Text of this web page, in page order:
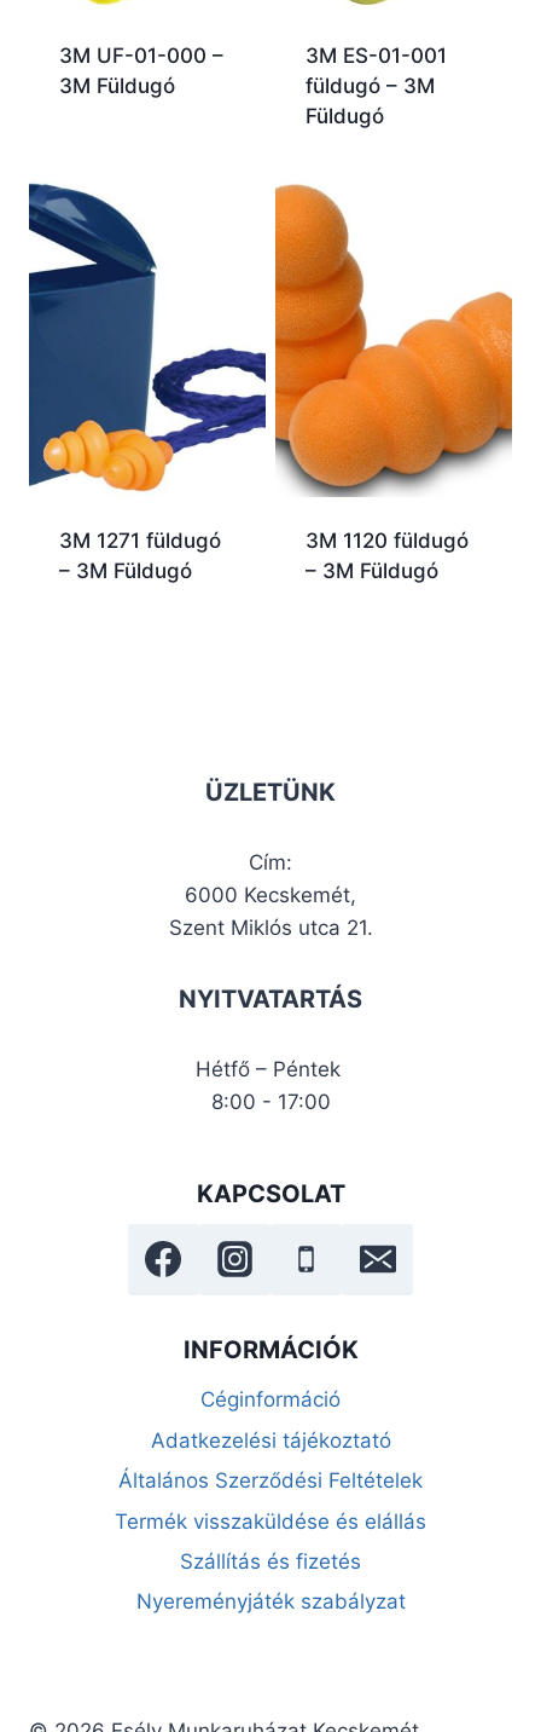
3M UF-01-000 –
3M Füldugó
3M ES-01-001
füldugó – 3M
Füldugó
3M 1271 füldugó
– 3M Füldugó
3M 1120 füldugó
– 3M Füldugó
ÜZLETÜNK
Cím:
6000 Kecskemét,
Szent Miklós utca 21.
NYITVATARTÁS
Hétfő – Péntek
8:00 - 17:00
KAPCSOLAT
INFORMÁCIÓK
Céginformáció
Adatkezelési tájékoztató
Általános Szerződési Feltételek
Termék visszaküldése és elállás
Szállítás és fizetés
Nyereményjáték szabályzat